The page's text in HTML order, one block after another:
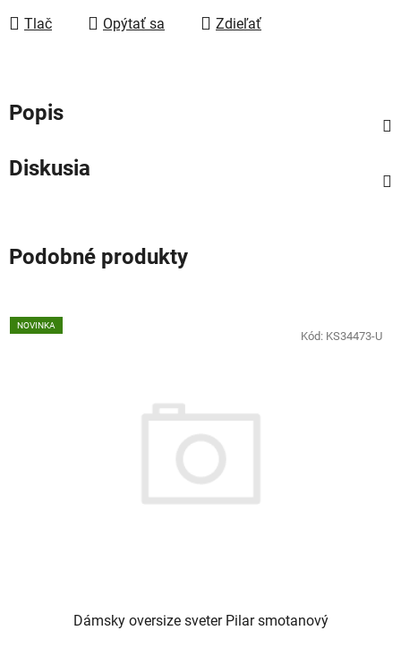
Tlač Opýtať sa Zdieľať
Popis
Diskusia
Podobné produkty
NOVINKA
Dámsky oversize sveter Pilar smotanový
Kód: KS34473-U